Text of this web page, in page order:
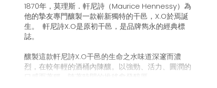
1870年，莫理斯．軒尼詩（Maurice Hennessy）為
他的摯友專門釀製一款嶄新獨特的干邑，X.O於焉誕
生。 軒尼詩X.O是原初干邑，是品牌雋永的經典標
誌。
釀製這款軒尼詩X.O干邑的生命之水味道深邃而濃
烈，在較年輕的酒桶內陳釀。以強勁、活力、圓潤的
口感而著稱，隨著時間的推移愈發醇厚。